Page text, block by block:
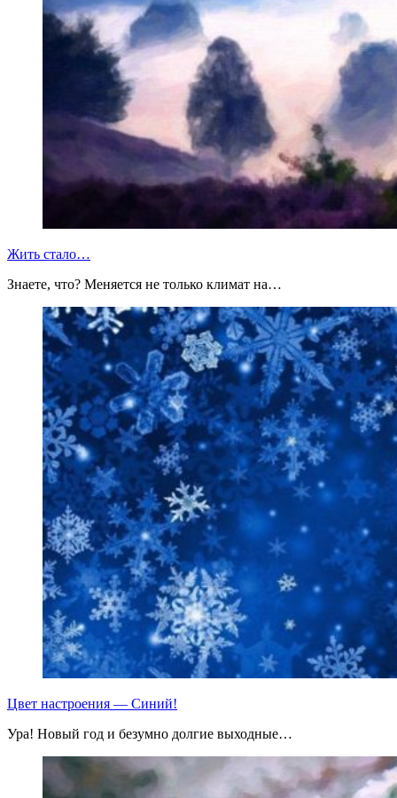
Жить стало…
Знаете, что? Меняется не только климат на…
Цвет настроения — Синий!
Ура! Новый год и безумно долгие выходные…